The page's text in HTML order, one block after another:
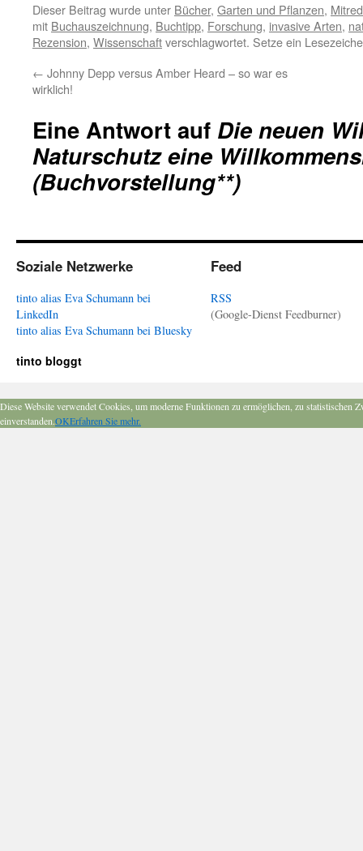
Dieser Beitrag wurde unter Bücher, Garten und Pflanzen,
mit Buchauszeichnung, Buchtipp, Forschung, invasive Arten,
Rezension, Wissenschaftverschlagwortet. Setze ein
← Johnny Depp versus Amber Heard – so war es
wirklich!
Eine Antwort auf Die neuen
Naturschutz eine
(Buchvorstellung**)
Soziale Netzwerke
tinto alias Eva Schumann bei
LinkedIn
tinto alias Eva Schumann bei Bluesky
Feed
RSS
(Google-Dienst Feedburner)
tinto bloggt
Diese Website verwendet Cookies, um moderne Funktionen zu ermöglichen, zu
einverstanden.OKErfahren Sie mehr.